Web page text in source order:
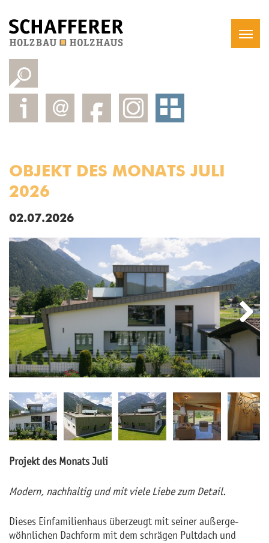
OBJEKT DES MONATS JULI
2026
02.07.2026
Next
Pro­jekt des Mo­nats Juli
Mo­dern, nach­hal­tig und mit viele Liebe zum De­tail.
Die­ses Ein­fa­mi­li­en­haus über­zeugt mit sei­ner au­ßer­ge­
wöhn­li­chen Dach­form mit dem schrä­gen Pult­dach und